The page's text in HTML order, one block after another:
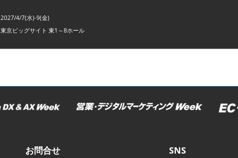
2027/4/7(水)-9(金)
東京ビッグサイト 東1～8ホール
お問合せ SNS